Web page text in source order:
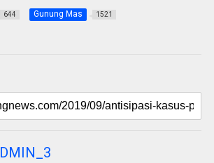
644 Gunung Mas 1521